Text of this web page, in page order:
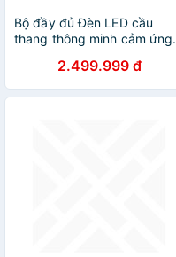
Bộ đầy đủ Đèn LED cầu
thang thông minh cảm ứng.
cảm ứng cơ thể con người
2.499.999 đ